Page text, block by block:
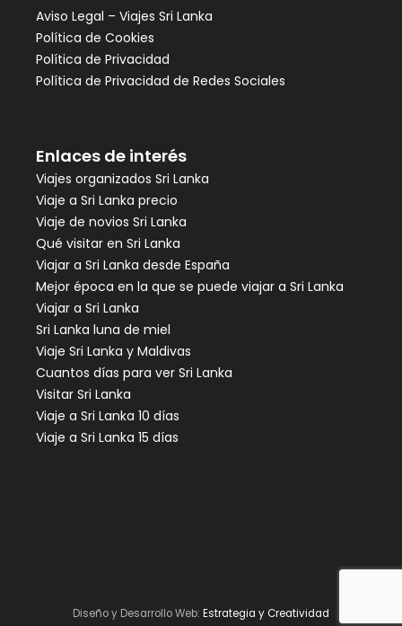
Aviso Legal – Viajes Sri Lanka
Política de Cookies
Política de Privacidad
Política de Privacidad de Redes Sociales
Enlaces de interés
Viajes organizados Sri Lanka
Viaje a Sri Lanka precio
Viaje de novios Sri Lanka
Qué visitar en Sri Lanka
Viajar a Sri Lanka desde España
Mejor época en la que se puede viajar a Sri Lanka
Viajar a Sri Lanka
Sri Lanka luna de miel
Viaje Sri Lanka y Maldivas
Cuantos días para ver Sri Lanka
Visitar Sri Lanka
Viaje a Sri Lanka 10 días
Viaje a Sri Lanka 15 días
Diseño y Desarrollo Web: Estrategia y Creatividad